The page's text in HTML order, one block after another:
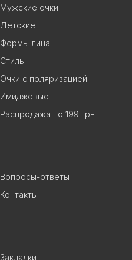
Мужские очки
Детские
Формы лица
Стиль
Очки с поляризацией
Имиджевые
Распродажа по 199 грн
Вопросы-ответы
Контакты
Закладки